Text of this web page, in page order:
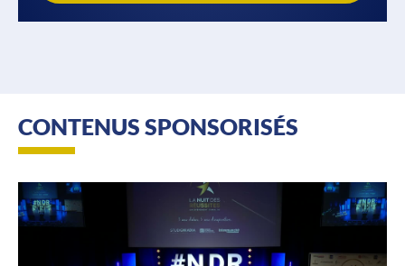
CONTENUS SPONSORISÉS